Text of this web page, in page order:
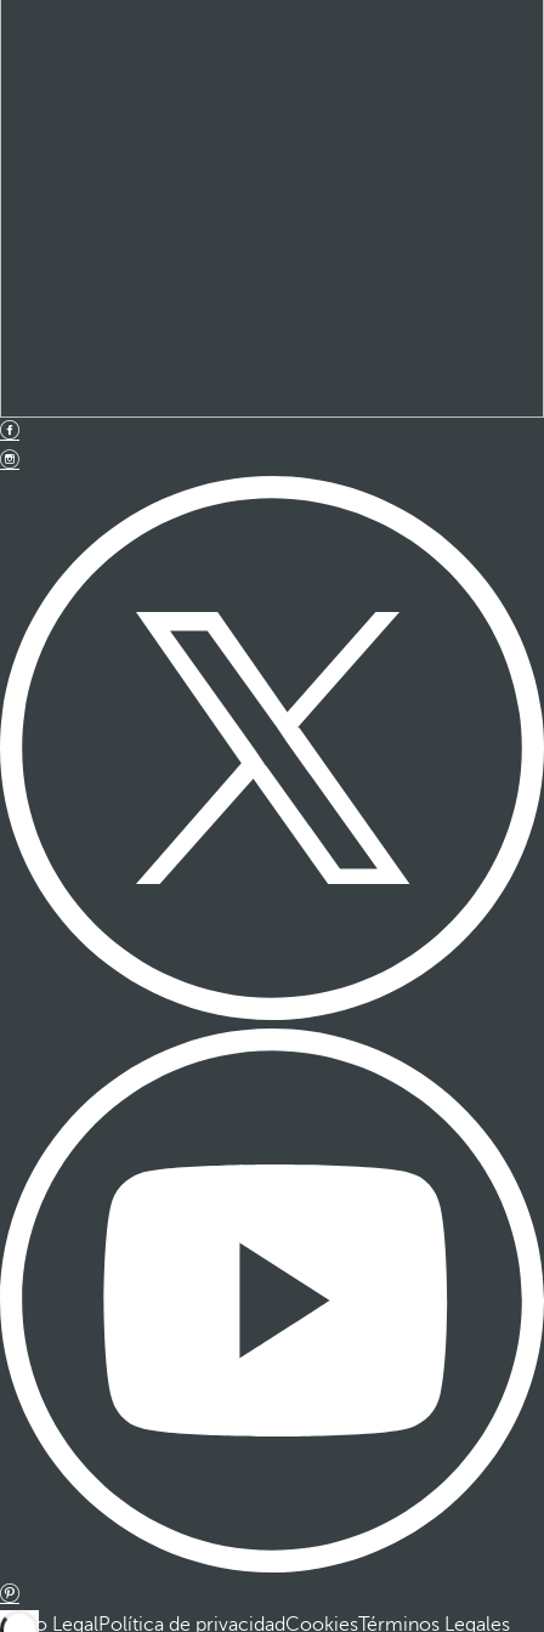
Aviso LegalPolítica de privacidadCookiesTérminos Legales